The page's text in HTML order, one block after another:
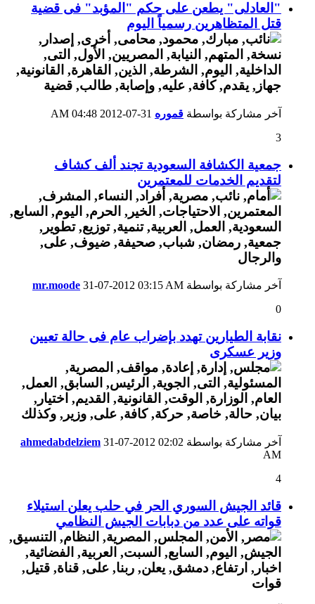
"العادلى" يطعن على حكم "المؤبد" فى قضية
قتل المتظاهرين رسمياً اليوم
آخر مشاركة بواسطة قموره
04:48 AM
3
جمعية الكشافة السعودية تجند ألف كشاف
لتقديم الخدمات للمعتمرين
آخر مشاركة بواسطة mr.moode 31-07-2012 03:15 AM
0
نقابة الطيارين تهدد بإضراب عام فى حالة تعيين
وزير عسكرى
آخر مشاركة بواسطة ahmedabdelziem 31-07-2012 02:02
AM
4
قائد الجيش السوري الحر في حلب يعلن استيلاء
قواته على عدد من دبابات الجيش النظامي